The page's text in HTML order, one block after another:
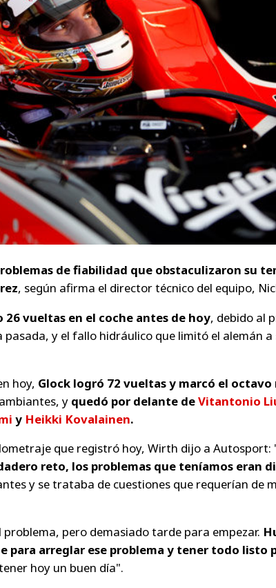
de fiabilidad que obstaculizaron su
, según afirma el director técnico del equipo,
vueltas en el coche antes de hoy, debido al
y el fallo hidráulico que limitó el alemán a
hoy, Glock logró 72 vueltas y marcó el octavo
y quedó por delante deVitantonio
y Heikki Kovalainen.
que registró hoy, Wirth dijo a Autosport:
reto, los problemas que teníamos eran
y se trataba de cuestiones que requerían de
pero demasiado tarde para empezar.
para arreglar ese problema y tener todo listo
hoy un buen día".